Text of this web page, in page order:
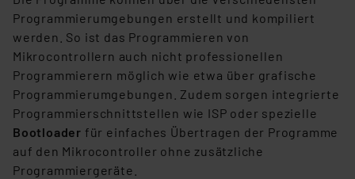
unberührt. Ihre Browser-Einstellungen können dazu
führen, dass die Einstellungen nicht längerfristig
gespeichert werden und dieses Banner erneut
angezeigt wird.
„Einige Drittanbieter verarbeiten personenbezogene
Daten in den USA. Ihre Einwilligung zur Einbindung von
Cookies dieser Drittanbieter umfasst daher ggf. auch
die Verarbeitung Ihrer Daten in den USA gemäß Art. 49
Programmierumgebungen erstellt und kompiliert
werden. So ist das Programmieren von
Mikrocontrollern auch nicht professionellen
Programmierern möglich wie etwa über grafische
Programmierumgebungen. Zudem sorgen integrierte
Programmierschnittstellen wie ISP oder spezielle
Bootloader für einfaches Übertragen der Programme
auf den Mikrocontroller ohne zusätzliche
Programmiergeräte.